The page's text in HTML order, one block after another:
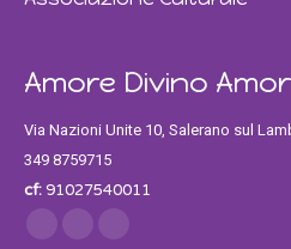
Amore Divino
Via Nazioni Unite 10, Salerano sul
349 8759715
cf:91027540011
Find us on:
Facebook
TwitterInstagram